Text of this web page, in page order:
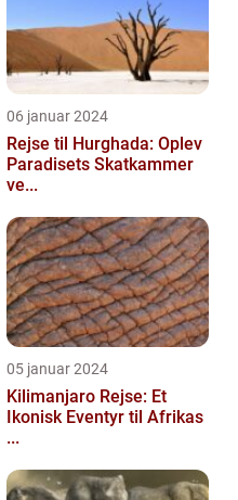
06 januar 2024
Rejse til Hurghada: Oplev
Paradisets Skatkammer
ve...
05 januar 2024
Kilimanjaro Rejse: Et
Ikonisk Eventyr til Afrikas
...